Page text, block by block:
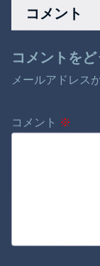
コメント
コメントを
メールアドレス
コメント ※